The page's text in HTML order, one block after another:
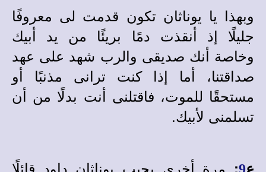
وبهذا يا يوناثان تكون قدمت لى معروفًا
جليلًا إذ أنقذت دمًا بريئًا من يد أبيك
وخاصة أنك صديقى والرب شهد على عهد
صداقتنا، أما إذا كنت ترانى مذنبًا أو
مستحقًا للموت، فاقتلنى أنت بدلًا من أن
تسلمنى لأبيك.
ع : مرة أخرى يجيب يوناثان داود قائلًا